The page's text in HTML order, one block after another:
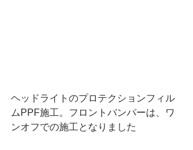
ヘッドライトのプロテクションフィル
ムPPF施工。フロントバンパーは、ワ
ンオフでの施工となりました